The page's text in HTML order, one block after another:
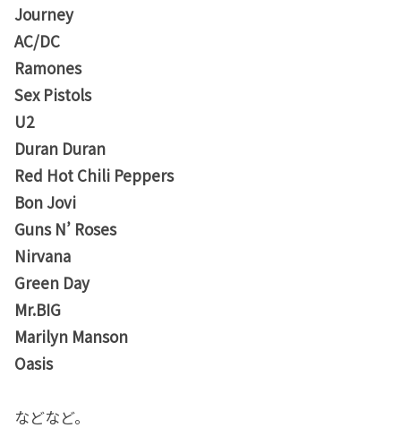
Journey
AC/DC
Ramones
Sex Pistols
U2
Duran Duran
Red Hot Chili Peppers
Bon Jovi
Guns N’ Roses
Nirvana
Green Day
Mr.BIG
Marilyn Manson
Oasis
などなど。